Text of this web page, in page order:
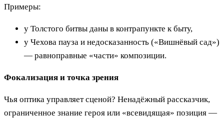
Примеры:
у Толстого битвы даны в контрапункте к быту,
у Чехова пауза и недосказанность («Вишнёвый сад»)
— равноправные «части» композиции.
Фокализация и точка зрения
Чья оптика управляет сценой? Ненадёжный рассказчик,
ограниченное знание героя или «всевидящая» позиция —